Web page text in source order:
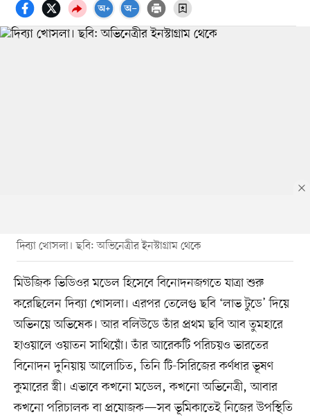
দিব্যা খোসলা। ছবি: অভিনেত্রীর ইনস্টাগ্রাম থেকে
মিউজিক ভিডিওর মডেল হিসেবে বিনোদনজগতে যাত্রা শুরু
করেছিলেন দিব্যা খোসলা। এরপর তেলেগু ছবি ‘লাভ টুডে’ দিয়ে
অভিনয়ে অভিষেক। আর বলিউডে তাঁর প্রথম ছবি আব তুমহারে
হাওয়ালে ওয়াতন সাথিয়োঁ। তাঁর আরেকটি পরিচয়ও ভারতের
বিনোদন দুনিয়ায় আলোচিত, তিনি টি-সিরিজের কর্ণধার ভূষণ
কুমারের স্ত্রী। এভাবে কখনো মডেল, কখনো অভিনেত্রী, আবার
কখনো পরিচালক বা প্রযোজক—সব ভূমিকাতেই নিজের উপস্থিতি